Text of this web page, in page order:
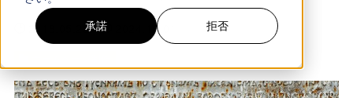
承諾 拒否
2018.05.22 2024.10.01